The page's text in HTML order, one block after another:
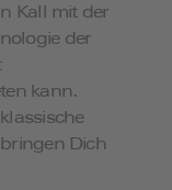
Kall mit der
der
kann.
Dich